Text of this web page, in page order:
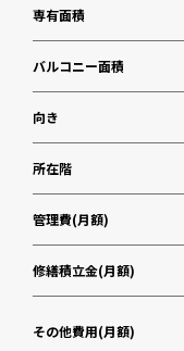
専有面積
バルコニー面積
向き
所在階
管理費(月額)
修繕積立金(月額)
その他費用(月額)